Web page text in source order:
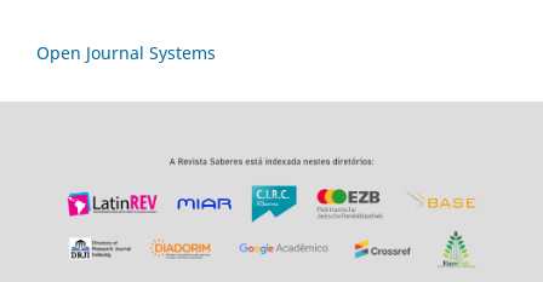
Open Journal Systems